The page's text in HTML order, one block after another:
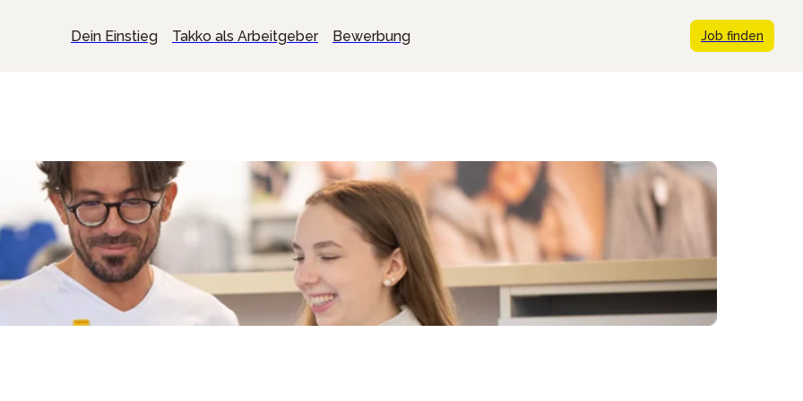
Dein Einstieg Takko als Arbeitgeber Bewerbung Job finden